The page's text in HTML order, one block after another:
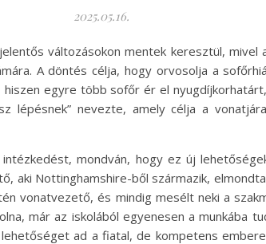
2025.05.16.
változásokon mentek keresztül,
A döntés célja, hogy orvosolja a
egyre több sofőr ér el
lépésnek” nevezte, amely célja a
mondván, hogy ez új
aki Nottinghamshire-ből származik,
vonatvezető, és mindig mesélt neki a
már az iskolából egyenesen a munkába
ad a fiatal, de kompetens